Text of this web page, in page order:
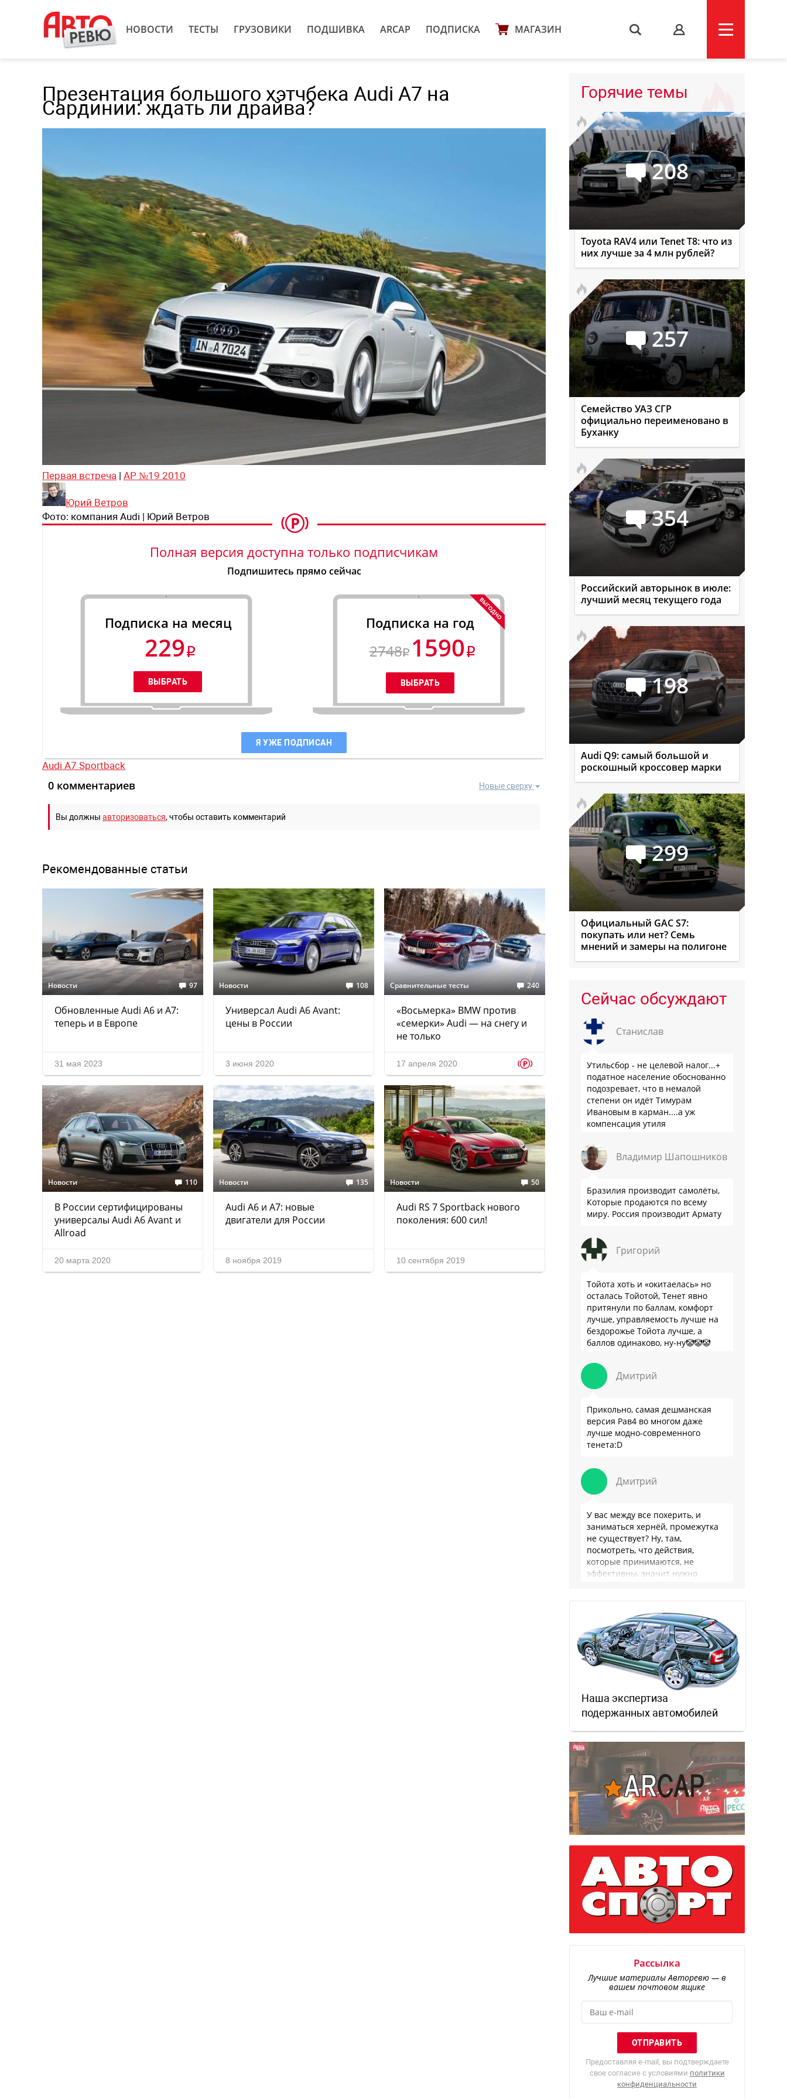
НОВОСТИ ТЕСТЫ ГРУЗОВИКИ ПОДШИВКА ARCAP ПОДПИСКА МАГАЗИН s
Презентация большого хэтчбека Audi A7 на
Сардинии: ждать ли драйва?
Первая встреча | АР №19 2010
Юрий Ветров
Фото: компания Audi | Юрий Ветров
Полная версия доступна только подписчикам
Подпишитесь прямо сейчас
Подписка на месяц
229
Подписка на год
2748 1590
Я УЖЕ ПОДПИСАН
Audi A7 Sportback
Новые сверху
0 комментариев
Вы должны авторизоваться, чтобы оставить комментарий
Рекомендованные статьи
Новости 97
Обновленные Audi A6 и A7:
теперь и в Европе
31 мая 2023
Новости 108
Универсал Audi A6 Avant:
цены в России
3 июня 2020
Сравнительные тесты 240
«Восьмерка» BMW против
«семерки» Audi — на снегу и
не только
17 апреля 2020 p
Новости 110
В России сертифицированы
универсалы Audi A6 Avant и
Allroad
20 марта 2020
Новости 135
Audi A6 и A7: новые
двигатели для России
8 ноября 2019
Новости 50
Audi RS 7 Sportback нового
поколения: 600 сил!
10 сентября 2019
Горячие темы
208
Toyota RAV4 или Tenet T8: что из
них лучше за 4 млн рублей?
257
Семейство УАЗ СГР
официально переименовано в
Буханку
354
Российский авторынок в июле:
лучший месяц текущего года
198
Audi Q9: самый большой и
роскошный кроссовер марки
299
Официальный GAC S7:
покупать или нет? Семь
мнений и замеры на полигоне
Сейчас обсуждают
Станислав
Утильсбор - не целевой налог...+
податное население обоснованно
подозревает, что в немалой
степени он идёт Тимурам
Ивановым в карман....а уж
компенсация утиля
что прям эталон коррупции
Владимир Шапошников
Бразилия производит самолёты,
Которые продаются по всему
миру. Россия производит Армату
Григорий
Тойота хоть и «окитаелась» но
осталась Тойотой, Тенет явно
притянули по баллам, комфорт
лучше, управляемость лучше на
бездорожье Тойота лучше, а
баллов одинаково, ну-ну🤡🤡🤡
Дмитрий
Прикольно, самая дешманская
версия Рав4 во многом даже
лучше модно-современного
тенета:D
Дмитрий
У вас между все похерить, и
заниматься хернёй, промежутка
не существует? Ну, там,
посмотреть, что действия,
которые принимаются, не
эффективны, значит нужно
Наша экспертиза
подержанных автомобилей
Рассылка
Лучшие материалы Авторевю — в
вашем почтовом ящике
Предоставляя e-mail, вы подтверждаете
свое согласие с условиями политики
конфиденциальности